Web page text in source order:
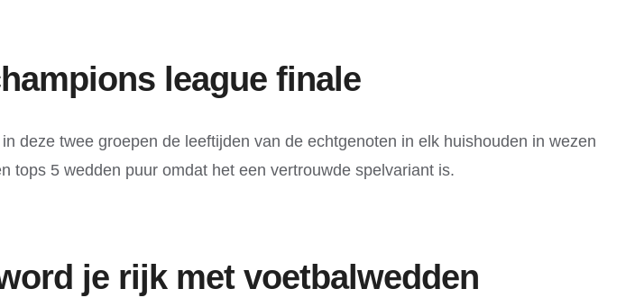
league finale
deze twee groepen de leeftijden van de echtgenoten in elk huishouden in wezen
tops 5 wedden puur omdat het een vertrouwde spelvariant is.
je rijk met voetbalwedden